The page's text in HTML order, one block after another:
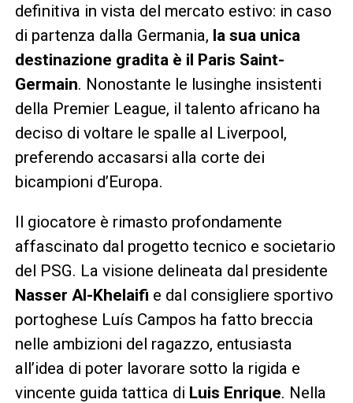
definitiva in vista del mercato estivo: in caso
di partenza dalla Germania, la sua unica
destinazione gradita è il Paris Saint-
Germain. Nonostante le lusinghe insistenti
della Premier League, il talento africano ha
deciso di voltare le spalle al Liverpool,
preferendo accasarsi alla corte dei
bicampioni d’Europa.
Il giocatore è rimasto profondamente
affascinato dal progetto tecnico e societario
del PSG. La visione delineata dal presidente
Nasser Al-Khelaifi e dal consigliere sportivo
portoghese Luís Campos ha fatto breccia
nelle ambizioni del ragazzo, entusiasta
all’idea di poter lavorare sotto la rigida e
vincente guida tattica di Luis Enrique. Nella